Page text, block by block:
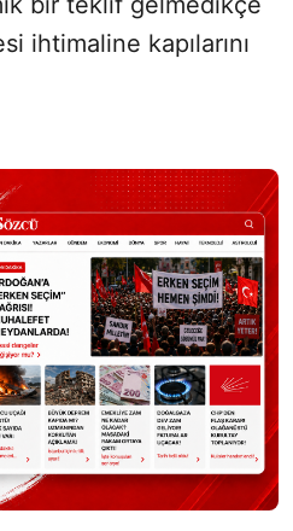
ihtimaline kapılarını